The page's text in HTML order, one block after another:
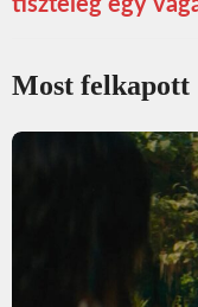
tiszteleg egy
Most felkapott